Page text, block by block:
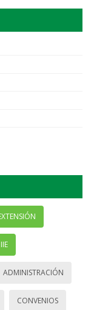
IIE
ADMINISTRACIÓN
CONVENIOS